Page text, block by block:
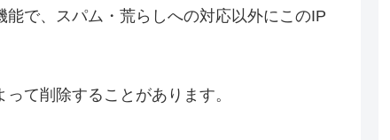
で、スパム・荒らしへの対応以外にこのIP
て削除することがあります。